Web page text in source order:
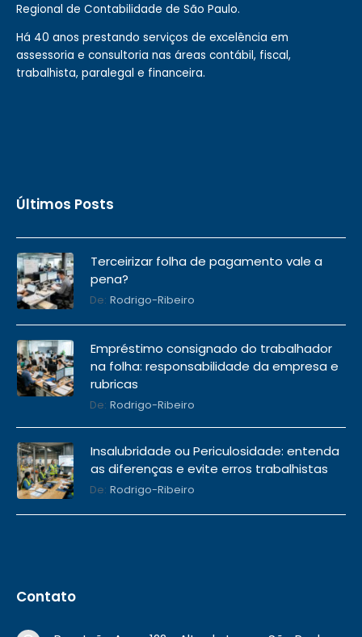
Regional de Contabilidade de São Paulo.
Há 40 anos prestando serviços de excelência em
assessoria e consultoria nas áreas contábil, fiscal,
trabalhista, paralegal e financeira.
Últimos Posts
Terceirizar folha de pagamento vale a
pena?
De: Rodrigo-Ribeiro
Empréstimo consignado do trabalhador
na folha: responsabilidade da empresa e
rubricas
De: Rodrigo-Ribeiro
Insalubridade ou Periculosidade: entenda
as diferenças e evite erros trabalhistas
De: Rodrigo-Ribeiro
Contato